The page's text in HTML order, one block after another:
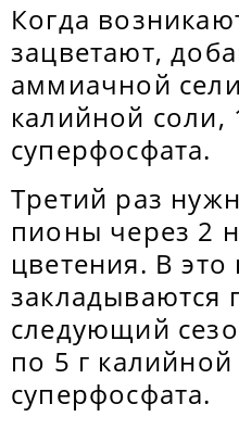
Когда
зацветают,
аммиачной
калийной соли,
суперфосфата.
Третий раз
пионы через 2
цветения. В это
закладываются
следующий
по 5 г
суперфосфата.